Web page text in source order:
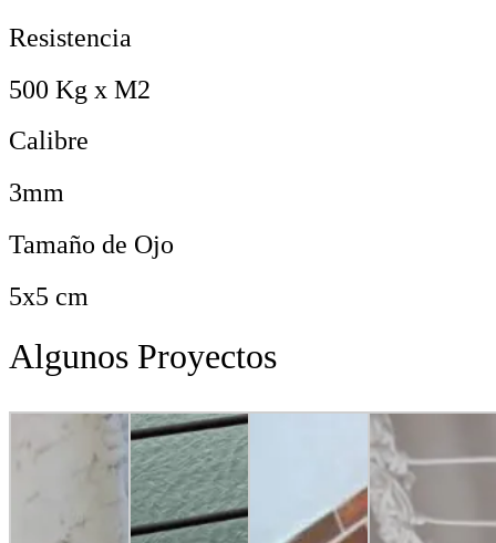
Resistencia
500 Kg x M2
Calibre
3mm
Tamaño de Ojo
5x5 cm
Algunos Proyectos